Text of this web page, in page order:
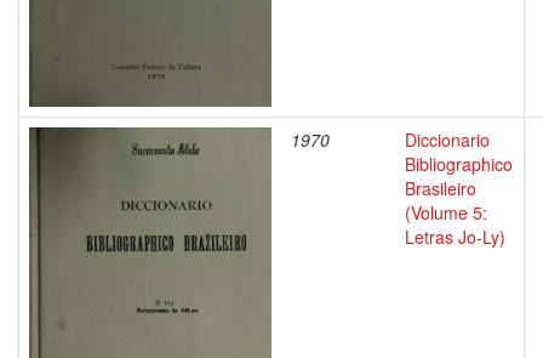
1970
Diccionario
Bibliographico
Brasileiro
(Volume 5:
Letras Jo-Ly)